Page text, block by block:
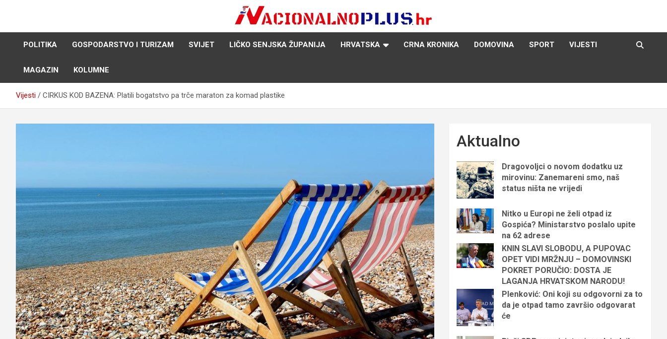
NacionalnoPlus.hr
Nacija želi znati više
POLITIKA
GOSPODARSTVO I TURIZAM SVIJET LIČKO SENJSKA ŽUPANIJA HRVATSKA CRNA KRONIKA DOMOVINA SPORT VIJESTI
MAGAZIN KOLUMNE
Vijesti CIRKUS KOD BAZENA: Platili bogatstvo pa trče maraton za komad plastike
Aktualno
Dragovoljci o novom dodatku uz
mirovinu: Zanemareni smo, naš
status ništa ne vrijedi
Nitko u Europi ne želi otpad iz
Gospića? Ministarstvo poslalo upite
na 62 adrese
KNIN SLAVI SLOBODU, A PUPOVAC
OPET VIDI MRŽNJU – DOMOVINSKI
POKRET PORUČIO: DOSTA JE
LAGANJA HRVATSKOM NARODU!
Plenković: Oni koji su odgovorni za to
da je otpad tamo završio odgovarat
će